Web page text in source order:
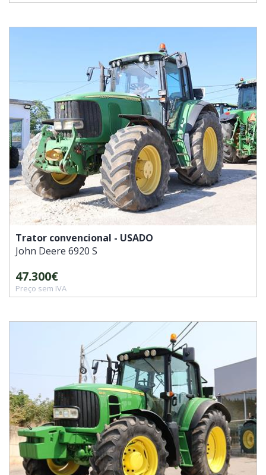
Trator convencional - USADO
John Deere 6920 S
47.300€
Preço sem IVA